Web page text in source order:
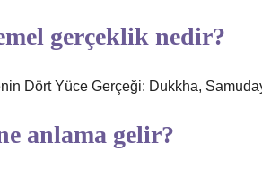
gerçeklik nedir?
Dört Yüce Gerçeği: Dukkha,
anlama gelir?